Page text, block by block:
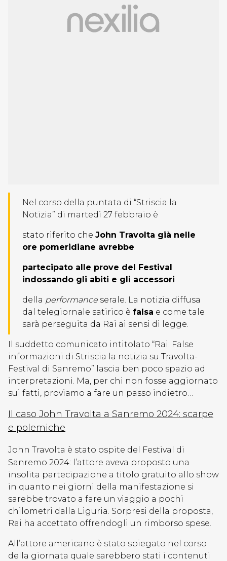
Nel corso della puntata di “Striscia la
Notizia” di martedì 27 febbraio è
stato riferito che John Travolta già nelle
ore pomeridiane avrebbe
partecipato alle prove del Festival
indossando gli abiti e gli accessori
della performance serale. La notizia diffusa
dal telegiornale satirico è falsa e come tale
sarà perseguita da Rai ai sensi di legge.
Il suddetto comunicato intitolato “Rai: False
informazioni di Striscia la notizia su Travolta-
Festival di Sanremo” lascia ben poco spazio ad
interpretazioni. Ma, per chi non fosse aggiornato
sui fatti, proviamo a fare un passo indietro…
Il caso John Travolta a Sanremo 2024: scarpe
e polemiche
John Travolta è stato ospite del Festival di
Sanremo 2024: l’attore aveva proposto una
insolita partecipazione a titolo gratuito allo show
in quanto nei giorni della manifestazione si
sarebbe trovato a fare un viaggio a pochi
chilometri dalla Liguria. Sorpresi della proposta,
Rai ha accettato offrendogli un rimborso spese.
All’attore americano è stato spiegato nel corso
della giornata quale sarebbero stati i contenuti